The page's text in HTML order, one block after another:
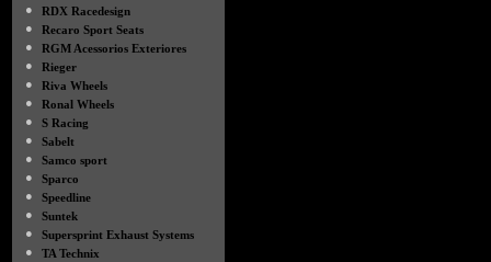
●
RDX Racedesign
●
Recaro Sport Seats
●
RGM Acessorios Exteriores
●
Rieger
●
Riva Wheels
●
Ronal Wheels
●
S Racing
●
Sabelt
●
Samco sport
●
Sparco
●
Speedline
●
Suntek
●
Supersprint Exhaust Systems
●
TA Technix